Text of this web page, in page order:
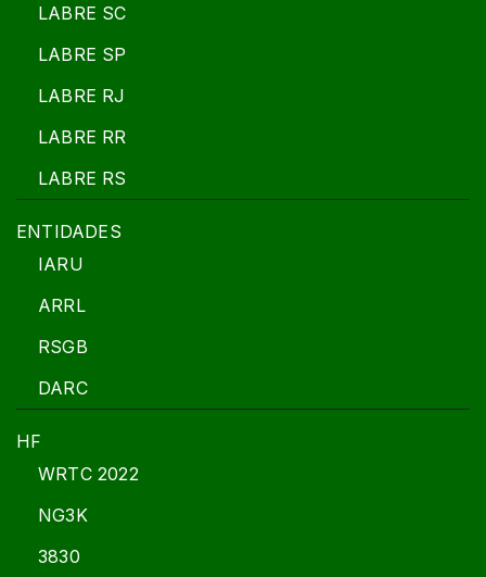
LABRE SC
LABRE SP
LABRE RJ
LABRE RR
LABRE RS
ENTIDADES
IARU
ARRL
RSGB
DARC
HF
WRTC 2022
NG3K
3830